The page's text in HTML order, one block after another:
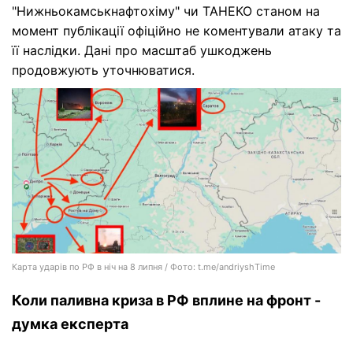
"Нижньокамськнафтохіму" чи ТАНЕКО станом на
момент публікації офіційно не коментували атаку та
її наслідки. Дані про масштаб ушкоджень
продовжують уточнюватися.
Карта ударів по РФ в ніч на 8 липня / Фото: t.me/andriyshTime
Коли паливна криза в РФ вплине на фронт -
думка експерта